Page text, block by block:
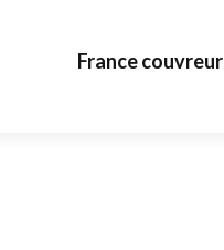
France couvreur